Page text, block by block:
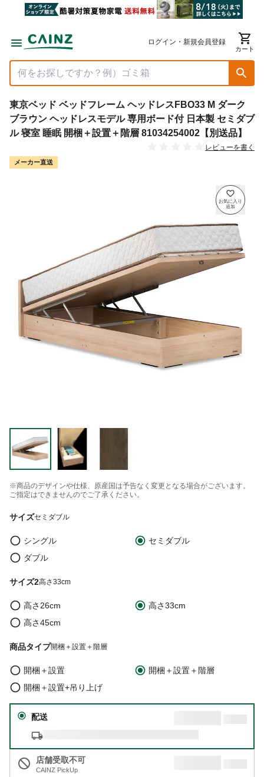
ログイン・新規会員登録
カート
東京ベッド ベッドフレーム ヘッドレスFBO33 M ダーク
ブラウン ヘッドレスモデル 専用ボード付 日本製 セミダブ
ル 寝室 睡眠 開梱＋設置＋階層 81034254002【別送品】
レビューを書く
メーカー直送
※商品のデザインや仕様、原産国は予告なく変更となる場合がございます。
ご指定はできませんのでご了承ください。
サイズセミダブル
シングル
セミダブル
ダブル
サイズ2高さ33cm
高さ26cm
高さ33cm
高さ45cm
商品タイプ開梱＋設置＋階層
開梱＋設置
開梱＋設置＋階層
開梱＋設置+吊り上げ
配送
店舗受取不可
CAINZ PickUp